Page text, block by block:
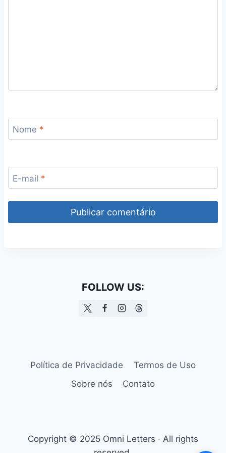
Nome *
E-mail *
FOLLOW US:
Política de Privacidade
Termos de Uso
Sobre nós
Contato
Copyright © 2025 Omni Letters ‧ All rights